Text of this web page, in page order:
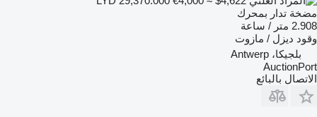
مضخة تدار بمحرك
2.908 متر / ساعة
وقود ديزل / مازوت
بلجيكا، Antwerp
AuctionPort
الاتصال بالبائع